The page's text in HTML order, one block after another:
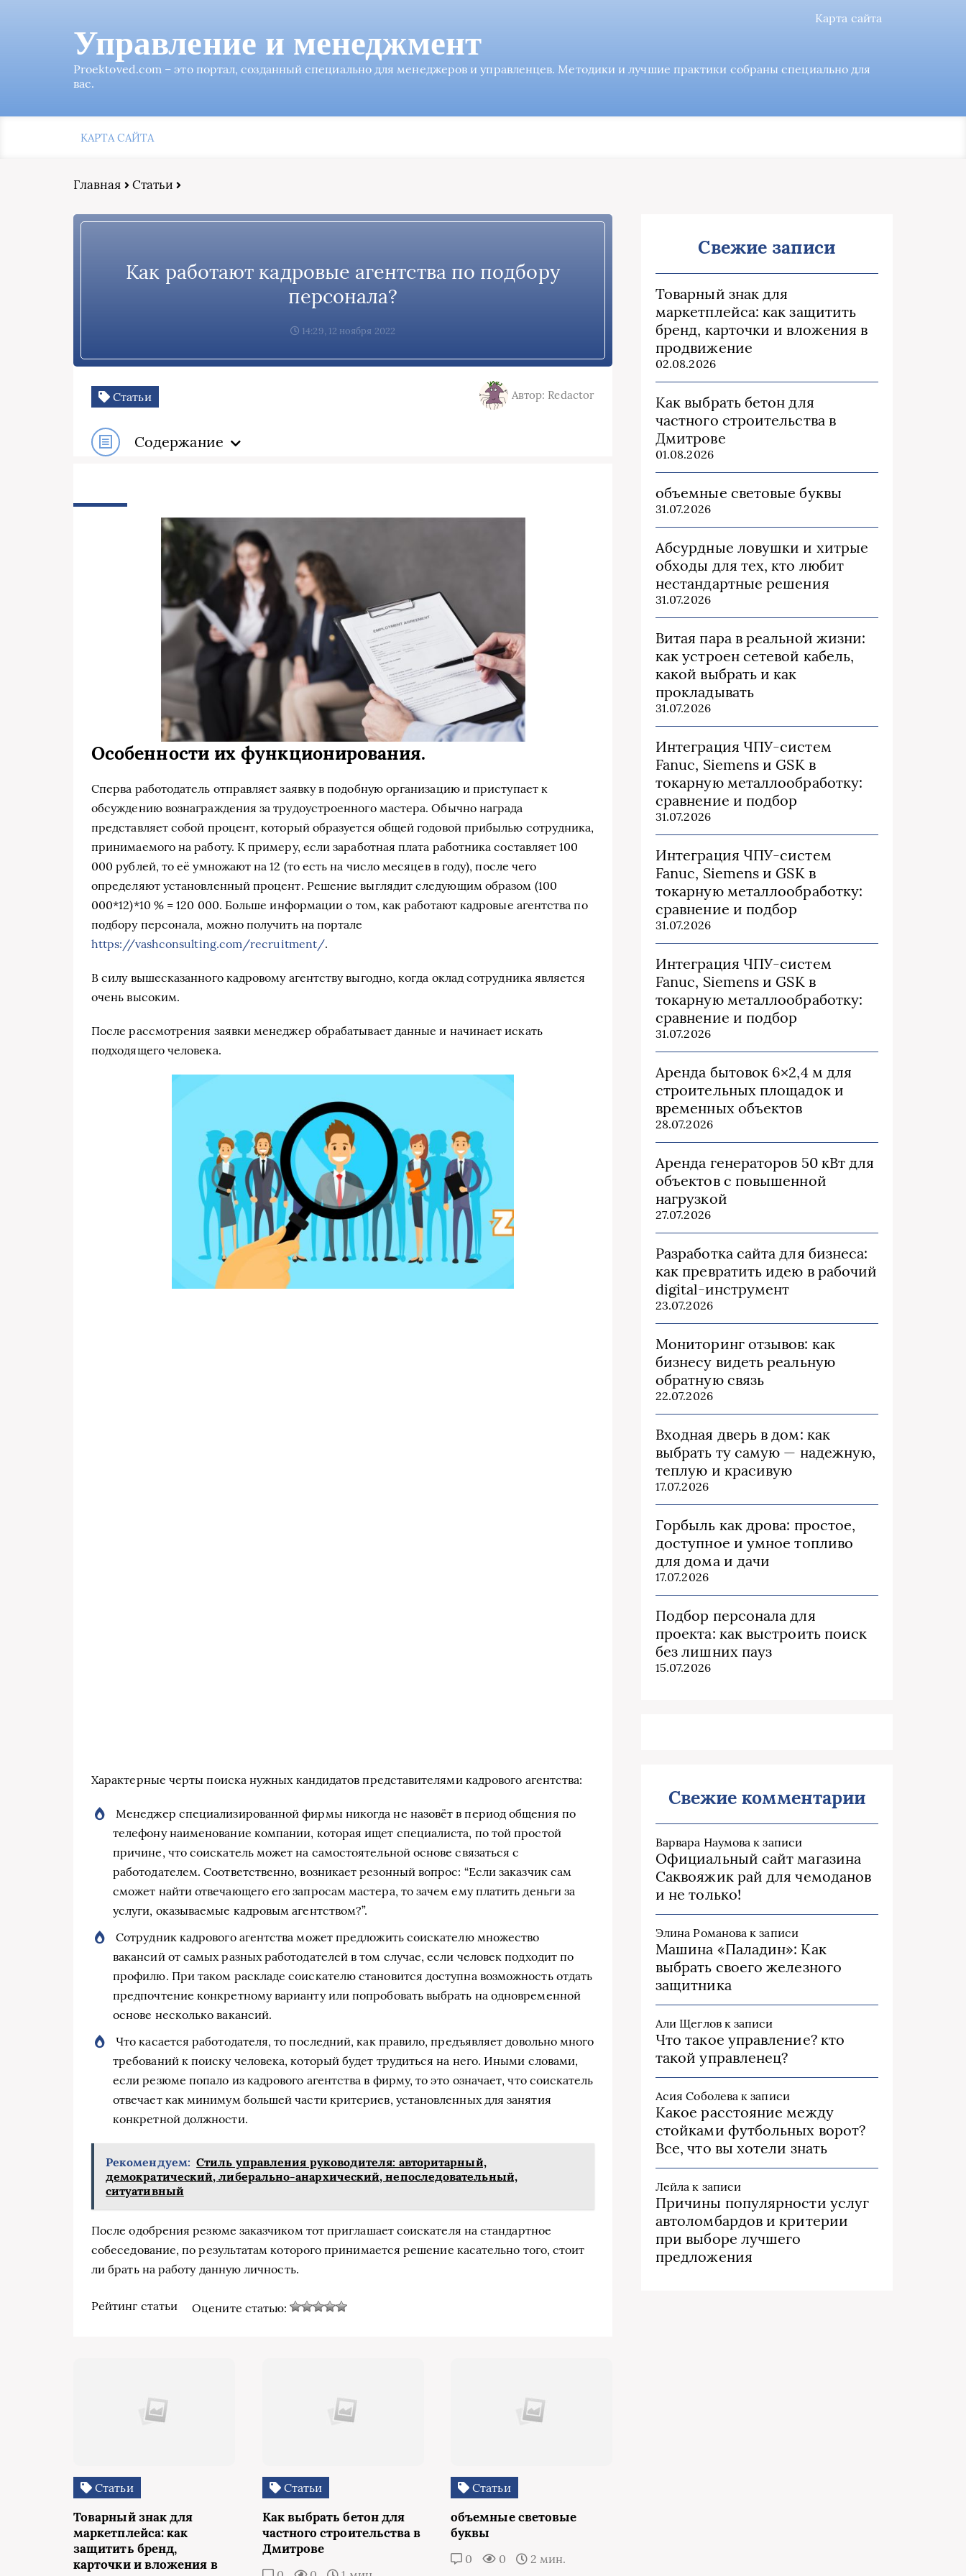
Карта сайта
Управление и менеджмент
Proektoved.com – это портал, созданный специально для менеджеров и управленцев. Методики и лучшие практики собраны специально для
вас.
КАРТА САЙТА
Главная Статьи
Как работают кадровые агентства по подбору
персонала?
14:29, 12 ноября 2022
Статьи Автор: Redactor
Содержание
Особенности их функционирования.
Сперва работодатель отправляет заявку в подобную организацию и приступает к
обсуждению вознаграждения за трудоустроенного мастера. Обычно награда
представляет собой процент, который образуется общей годовой прибылью сотрудника,
принимаемого на работу. К примеру, если заработная плата работника составляет 100
000 рублей, то её умножают на 12 (то есть на число месяцев в году), после чего
определяют установленный процент. Решение выглядит следующим образом (100
000*12)*10 % = 120 000. Больше информации о том, как работают кадровые агентства по
подбору персонала, можно получить на портале
https://vashconsulting.com/recruitment/.
В силу вышесказанного кадровому агентству выгодно, когда оклад сотрудника является
очень высоким.
После рассмотрения заявки менеджер обрабатывает данные и начинает искать
подходящего человека.
Характерные черты поиска нужных кандидатов представителями кадрового агентства:
Менеджер специализированной фирмы никогда не назовёт в период общения по
телефону наименование компании, которая ищет специалиста, по той простой
причине, что соискатель может на самостоятельной основе связаться с
работодателем. Соответственно, возникает резонный вопрос: “Если заказчик сам
сможет найти отвечающего его запросам мастера, то зачем ему платить деньги за
услуги, оказываемые кадровым агентством?”.
Сотрудник кадрового агентства может предложить соискателю множество
вакансий от самых разных работодателей в том случае, если человек подходит по
профилю. При таком раскладе соискателю становится доступна возможность отдать
предпочтение конкретному варианту или попробовать выбрать на одновременной
основе несколько вакансий.
Что касается работодателя, то последний, как правило, предъявляет довольно много
требований к поиску человека, который будет трудиться на него. Иными словами,
если резюме попало из кадрового агентства в фирму, то это означает, что соискатель
отвечает как минимум большей части критериев, установленных для занятия
конкретной должности.
Рекомендуем: Стиль управления руководителя: авторитарный,
демократический, либерально-анархический, непоследовательный,
ситуативный
После одобрения резюме заказчиком тот приглашает соискателя на стандартное
собеседование, по результатам которого принимается решение касательно того, стоит
ли брать на работу данную личность.
Рейтинг статьи Оцените статью:
Статьи
Товарный знак для
маркетплейса: как
защитить бренд,
карточки и вложения в
Статьи
Как выбрать бетон для
частного строительства в
Дмитрове
Статьи
объемные световые
буквы
0 0 2 мин.
Свежие записи
Товарный знак для
маркетплейса: как защитить
бренд, карточки и вложения в
продвижение
02.08.2026
Как выбрать бетон для
частного строительства в
Дмитрове
01.08.2026
объемные световые буквы
31.07.2026
Абсурдные ловушки и хитрые
обходы для тех, кто любит
нестандартные решения
31.07.2026
Витая пара в реальной жизни:
как устроен сетевой кабель,
какой выбрать и как
прокладывать
31.07.2026
Интеграция ЧПУ-систем
Fanuc, Siemens и GSK в
токарную металлообработку:
сравнение и подбор
31.07.2026
Интеграция ЧПУ-систем
Fanuc, Siemens и GSK в
токарную металлообработку:
сравнение и подбор
31.07.2026
Интеграция ЧПУ-систем
Fanuc, Siemens и GSK в
токарную металлообработку:
сравнение и подбор
31.07.2026
Аренда бытовок 6×2,4 м для
строительных площадок и
временных объектов
28.07.2026
Аренда генераторов 50 кВт для
объектов с повышенной
нагрузкой
27.07.2026
Разработка сайта для бизнеса:
как превратить идею в рабочий
digital-инструмент
23.07.2026
Мониторинг отзывов: как
бизнесу видеть реальную
обратную связь
22.07.2026
Входная дверь в дом: как
выбрать ту самую — надежную,
теплую и красивую
17.07.2026
Горбыль как дрова: простое,
доступное и умное топливо
для дома и дачи
17.07.2026
Подбор персонала для
проекта: как выстроить поиск
без лишних пауз
15.07.2026
Свежие комментарии
Варвара Наумова к записи
Официальный сайт магазина
Саквояжик рай для чемоданов
и не только!
Элина Романова к записи
Машина «Паладин»: Как
выбрать своего железного
защитника
Али Щегловк записи
Что такое управление? кто
такой управленец?
Асия Соболева к записи
Какое расстояние между
стойками футбольных ворот?
Все, что вы хотели знать
Лейла к записи
Причины популярности услуг
автоломбардов и критерии
при выборе лучшего
предложения